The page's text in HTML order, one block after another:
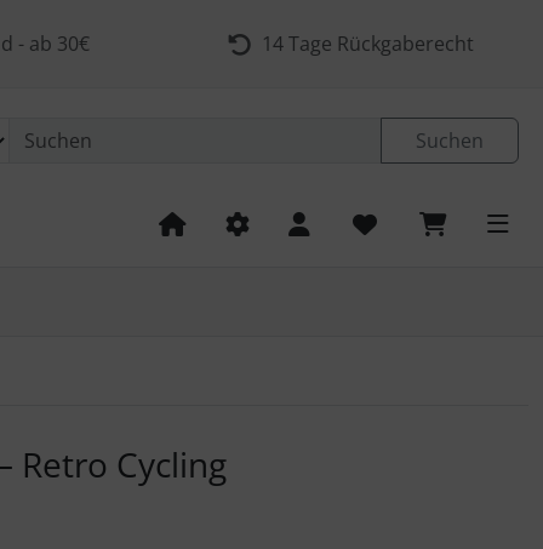
- ab 30€ 14 Tage Rückgaberecht
Suchen
Retro Cycling